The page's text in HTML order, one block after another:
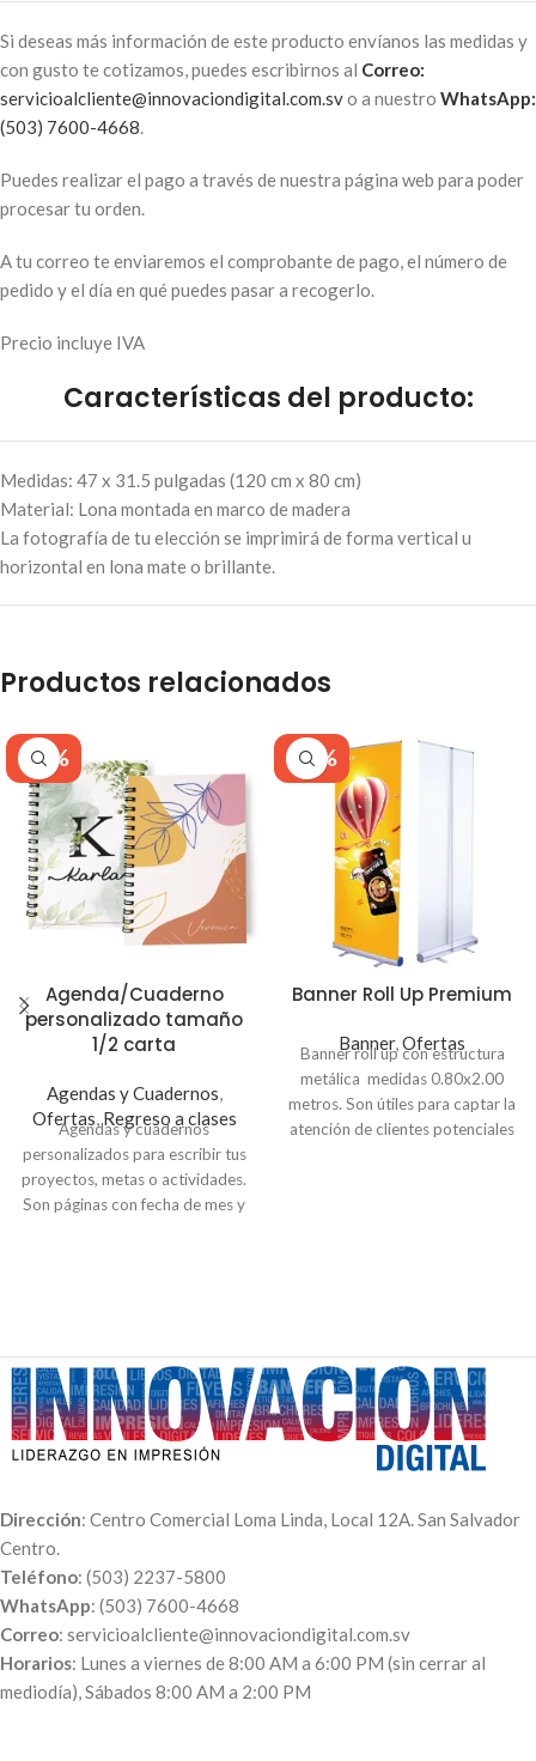
Si deseas más información de este producto envíanos las medidas y
con gusto te cotizamos, puedes escribirnos al Correo:
servicioalcliente@innovaciondigital.com.svo a nuestro WhatsApp:
(503) 7600-4668.
Puedes realizar el pago a través de nuestra página web para poder
procesar tu orden.
A tu correo te enviaremos el comprobante de pago, el número de
pedido y el día en qué puedes pasar a recogerlo.
Precio incluye IVA
Características del producto:
Medidas: 47 x 31.5 pulgadas (120 cm x 80 cm)
Material: Lona montada en marco de madera
La fotografía de tu elección se imprimirá de forma vertical u
horizontal en lona mate o brillante.
Productos relacionados
-38%
Agenda/Cuaderno
personalizado tamaño
1/2 carta
Agendas y Cuadernos,
Ofertas,Regreso a clases
Agendas y cuadernos
personalizados para escribir tus
proyectos, metas o actividades.
Son páginas con fecha de mes y
-16%
Banner Roll Up Premium
Banner,Ofertas
Banner roll up con estructura
metálica medidas 0.80x2.00
metros. Son útiles para captar la
atención de clientes potenciales
Dirección: Centro Comercial Loma Linda, Local 12A. San Salvador
Centro.
Teléfono: (503) 2237-5800
WhatsApp: (503) 7600-4668
Correo: servicioalcliente@innovaciondigital.com.sv
Horarios: Lunes a viernes de 8:00 AM a 6:00 PM (sin cerrar al
mediodía), Sábados 8:00 AM a 2:00 PM